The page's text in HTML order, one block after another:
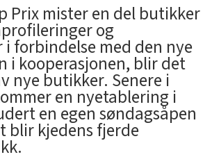
Prix mister en del butikker
og
i forbindelse med den nye
i kooperasjonen, blir det
nye butikker. Senere i
en nyetablering i
en egen søndagsåpen
blir kjedens fjerde